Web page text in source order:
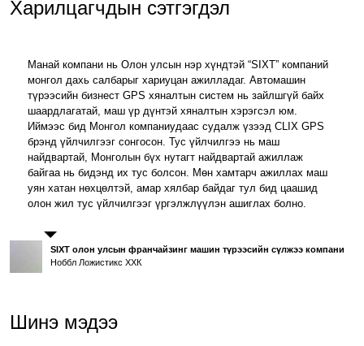
Харилцагчдын сэтгэгдэл
Манай компани нь Олон улсын нэр хүндтэй “SIXT” компаний
монгол дахь салбарыг хариуцан ажилладаг. Автомашин
түрээсийн бизнест GPS хяналтын систем нь зайлшгүй байх
шаардлагатай, маш үр дүнтэй хяналтын хэрэгсэл юм.
Иймээс бид Монгол компаниудаас судалж үзээд CLIX GPS
брэнд үйлчилгээг сонгосон. Тус үйлчилгээ нь маш
найдвартай, Монголын бүх нутагт найдвартай ажиллаж
байгаа нь бидэнд их тус болсон. Мөн хамтарч ажиллах маш
уян хатан нөхцөлтэй, амар хялбар байдаг тул бид цаашид
олон жил тус үйлчилгээг үргэлжлүүлэн ашиглах болно.
SIXT олон улсын франчайзинг машин түрээсийн сүлжээ компани
Ноббл Ложистикс ХХК
Шинэ мэдээ